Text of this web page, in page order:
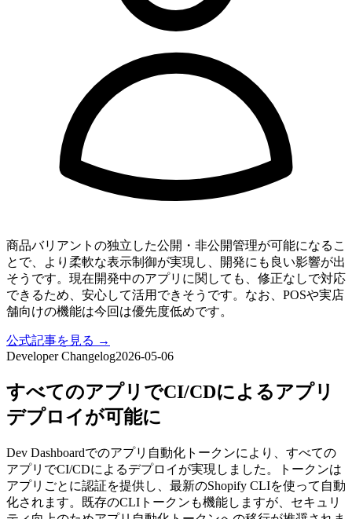
商品バリアントの独立した公開・非公開管理が可能になるこ
とで、より柔軟な表示制御が実現し、開発にも良い影響が出
そうです。現在開発中のアプリに関しても、修正なしで対応
できるため、安心して活用できそうです。なお、POSや実店
舗向けの機能は今回は優先度低めです。
公式記事を見る →
Developer Changelog2026-05-06
すべてのアプリでCI/CDによるアプリ
デプロイが可能に
Dev Dashboardでのアプリ自動化トークンにより、すべての
アプリでCI/CDによるデプロイが実現しました。トークンは
アプリごとに認証を提供し、最新のShopify CLIを使って自動
化されます。既存のCLIトークンも機能しますが、セキュリ